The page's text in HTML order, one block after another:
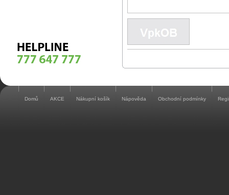
Domů AKCE Nákupní košík Nápověda Obchodní podmínky